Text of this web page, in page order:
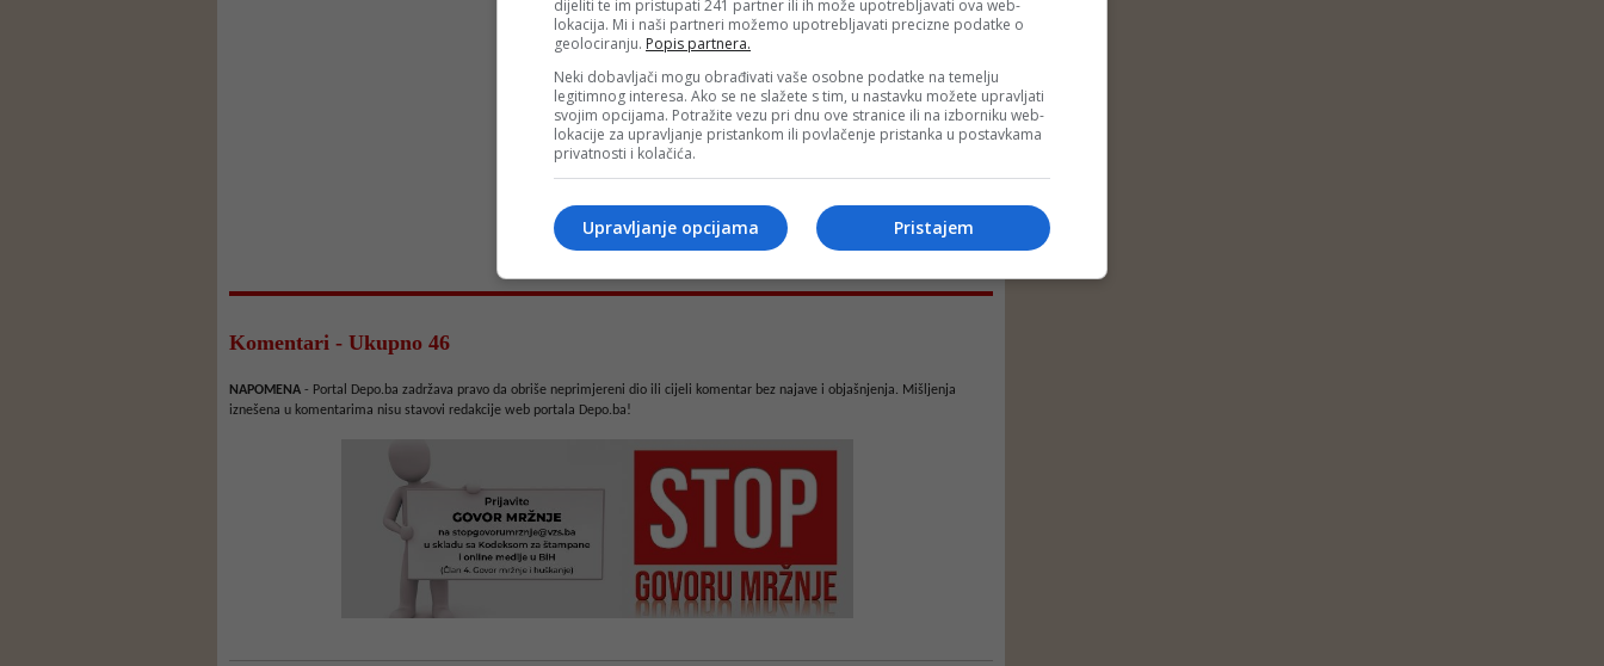
Komentari - Ukupno 46
NAPOMENA - Portal Depo.ba zadržava pravo da obriše neprimjereni dio ili cijeli komentar bez najave i objašnjenja. Mišljenja
iznešena u komentarima nisu stavovi redakcije web portala Depo.ba!
dijeliti te im pristupati 241 partner ili ih može upotrebljavati ova web-
lokacija. Mi i naši partneri možemo upotrebljavati precizne podatke o
geolociranju. Popis partnera.
Neki dobavljači mogu obrađivati vaše osobne podatke na temelju
legitimnog interesa. Ako se ne slažete s tim, u nastavku možete upravljati
svojim opcijama. Potražite vezu pri dnu ove stranice ili na izborniku web-
lokacije za upravljanje pristankom ili povlačenje pristanka u postavkama
privatnosti i kolačića.
Pristajem
Upravljanje opcijama